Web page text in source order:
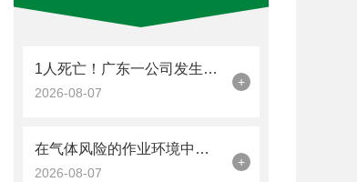
1人死亡！广东一公司发生硫化氢中毒事故
2026-08-07
+
在气体风险的作业环境中，工业气体报警器是关键的一道防线
2026-08-07
+